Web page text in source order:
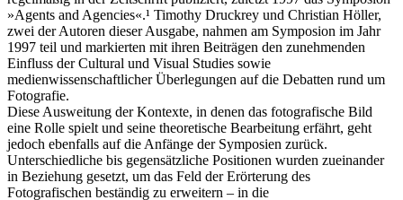
»Agents and Agencies«.¹ Timothy Druckrey und Christian Höller,
zwei der Autoren dieser Ausgabe, nahmen am Symposion im Jahr
1997 teil und markierten mit ihren Beiträgen den zunehmenden
Einfluss der Cultural und Visual Studies sowie
medienwissenschaftlicher Überlegungen auf die Debatten rund um
Fotografie.
Diese Ausweitung der Kontexte, in denen das fotografische Bild
eine Rolle spielt und seine theoretische Bearbeitung erfährt, geht
jedoch ebenfalls auf die Anfänge der Symposien zurück.
Unterschiedliche bis gegensätzliche Positionen wurden zueinander
in Beziehung gesetzt, um das Feld der Erörterung des
Fotografischen beständig zu erweitern – in die